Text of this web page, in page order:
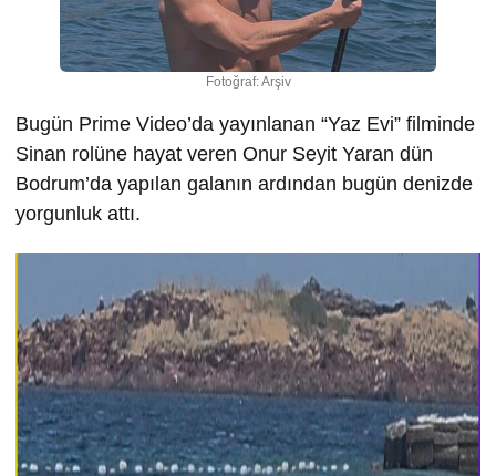
Fotoğraf: Arşiv
Bugün Prime Video’da yayınlanan “Yaz Evi” filminde
Sinan rolüne hayat veren Onur Seyit Yaran dün
Bodrum’da yapılan galanın ardından bugün denizde
yorgunluk attı.